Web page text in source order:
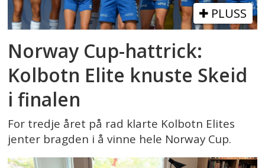
PLUSS
Norway Cup-hattrick:
Kolbotn Elite knuste Skeid
i finalen
For tredje året på rad klarte Kolbotn Elites
jenter bragden i å vinne hele Norway Cup.